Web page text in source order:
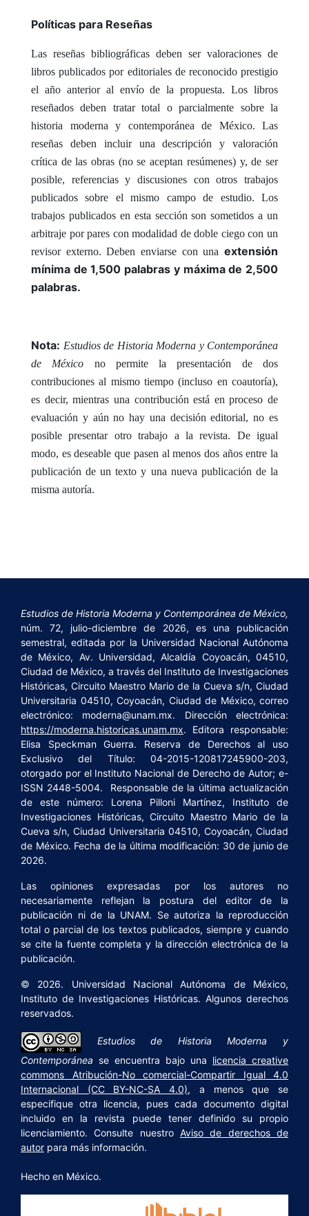
Políticas para Reseñas
Las reseñas bibliográficas deben ser valoraciones de
libros publicados por editoriales de reconocido prestigio
el año anterior al envío de la propuesta. Los libros
reseñados deben tratar total o parcialmente sobre la
historia moderna y contemporánea de México. Las
reseñas deben incluir una descripción y valoración
crítica de las obras (no se aceptan resúmenes) y, de ser
posible, referencias y discusiones con otros trabajos
publicados sobre el mismo campo de estudio. Los
trabajos publicados en esta sección son sometidos a un
arbitraje por pares con modalidad de doble ciego con un
revisor externo. Deben enviarse con una extensión
mínima de 1,500 palabras y máxima de 2,500
palabras.
Nota: Estudios de Historia Moderna y Contemporánea
de México no permite la presentación de dos
contribuciones al mismo tiempo (incluso en coautoría),
es decir, mientras una contribución está en proceso de
evaluación y aún no hay una decisión editorial, no es
posible presentar otro trabajo a la revista. De igual
modo, es deseable que pasen al menos dos años entre la
publicación de un texto y una nueva publicación de la
misma autoría.
Estudios de Historia Moderna y Contemporánea de México,
núm. 72, julio-diciembre de 2026, es una publicación
semestral, editada por la Universidad Nacional Autónoma
de México, Av. Universidad, Alcaldía Coyoacán, 04510,
Ciudad de México, a través del Instituto de Investigaciones
Históricas, Circuito Maestro Mario de la Cueva s/n, Ciudad
Universitaria 04510, Coyoacán, Ciudad de México, correo
electrónico: moderna@unam.mx. Dirección electrónica:
https://moderna.historicas.unam.mx. Editora responsable:
Elisa Speckman Guerra. Reserva de Derechos al uso
Exclusivo del Título: 04-2015-120817245900-203,
otorgado por el Instituto Nacional de Derecho de Autor; e-
ISSN 2448-5004. Responsable de la última actualización
de este número: Lorena Pilloni Martínez, Instituto de
Investigaciones Históricas, Circuito Maestro Mario de la
Cueva s/n, Ciudad Universitaria 04510, Coyoacán, Ciudad
de México. Fecha de la última modificación: 30 de junio de
2026.
Las opiniones expresadas por los autores no
necesariamente reflejan la postura del editor de la
publicación ni de la UNAM. Se autoriza la reproducción
total o parcial de los textos publicados, siempre y cuando
se cite la fuente completa y la dirección electrónica de la
publicación.
© 2026. Universidad Nacional Autónoma de México,
Instituto de Investigaciones Históricas. Algunos derechos
reservados.
Estudios de Historia Moderna y
Contemporánea se encuentra bajo una licencia creative
commons Atribución-No comercial-Compartir Igual 4.0
Internacional (CC BY-NC-SA 4.0), a menos que se
especifique otra licencia, pues cada documento digital
incluido en la revista puede tener definido su propio
licenciamiento. Consulte nuestro Aviso de derechos de
autor para más información.
Hecho en México.